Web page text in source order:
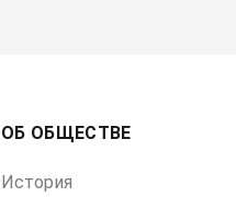
ОБ ОБЩЕСТВЕ
История